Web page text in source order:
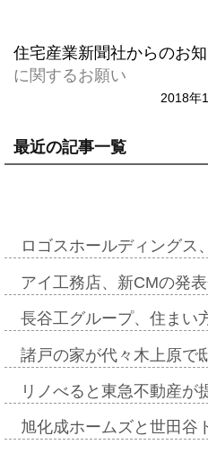
住宅産業新聞社からのお知
に関するお願い
2018年
最近の記事一覧
ロゴスホールディング
アイ工務店、新CMの発
長谷工グループ、住まい
諸戸の家が代々木上原で
リノべると東急不動産
旭化成ホームズと世田